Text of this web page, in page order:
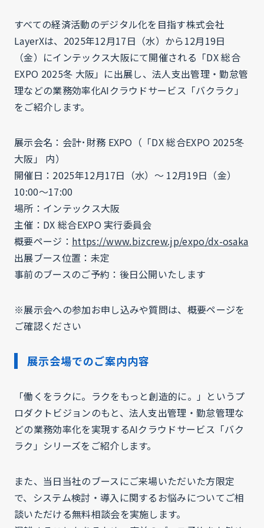
すべての経済活動のデジタル化を目指す株式会社
LayerXは、2025年12月17日（水）から12月19日
（金）にインテックス大阪にて開催される「DX 総合
EXPO 2025冬 大阪」に出展し、法人支出管理・勤怠管
理などの業務効率化AIクラウドサービス「バクラク」
をご紹介します。
展示会名：会計･財務 EXPO（「DX 総合EXPO 2025冬
大阪」 内）
開催日：2025年12月17日（水）〜 12月19日（金）
10:00〜17:00
場所：インテックス大阪
主催：DX 総合EXPO 実行委員会
概要ページ： https://www.bizcrew.jp/expo/dx-osaka
出展ブース位置：未定
事前のブースのご予約：後日公開いたします
※展示会への参加お申し込みや質問は、概要ページを
ご確認ください
展示会場でのご案内内容
「働くをラクに。ラクをもっと創造的に。」というプ
ロダクトビジョンのもと、法人支出管理・勤怠管理な
どの業務効率化を実現するAIクラウドサービス「バク
ラク」シリーズをご紹介します。
また、当日当社のブースにご来場いただいた方限定
で、システム検討・導入に関するお悩みについてご相
談いただける無料相談会を実施します。